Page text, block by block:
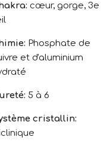
cœur, gorge, 3e
Phosphate de
et d'aluminium
5 à 6
cristallin: